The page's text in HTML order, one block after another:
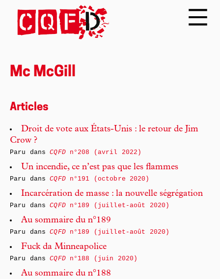
Mc McGill
Articles
Droit de vote aux États-Unis : le retour de Jim
Crow ?
Paru dansCQFDn°208 (avril 2022)
Un incendie, ce n’est pas que les flammes
Paru dansCQFDn°191 (octobre 2020)
Incarcération de masse : la nouvelle ségrégation
Paru dansCQFDn°189 (juillet-août 2020)
Au sommaire du n°189
Paru dansCQFDn°189 (juillet-août 2020)
Fuck da Minneapolice
Paru dansCQFDn°188 (juin 2020)
Au sommaire du n°188